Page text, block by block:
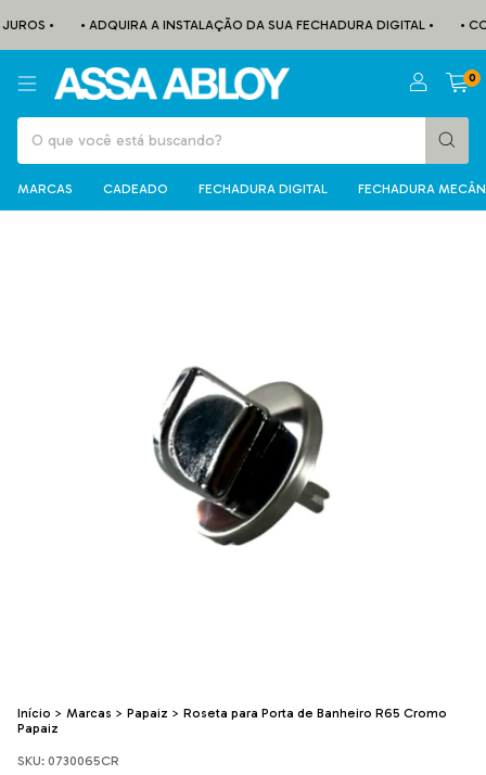
• • ADQUIRA A INSTALAÇÃO DA SUA FECHADURA DIGITAL • •
0
MARCAS CADEADO FECHADURA DIGITAL FECHADURA
Início > Marcas > Papaiz > Roseta para Porta de Banheiro R65 Cromo
Papaiz
SKU: 0730065CR